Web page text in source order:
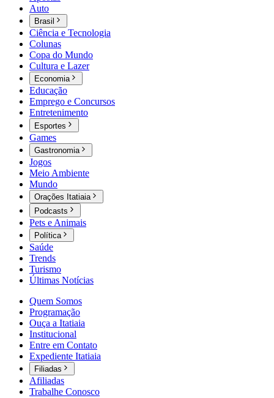
Auto
Brasil
Ciência e Tecnologia
Colunas
Copa do Mundo
Cultura e Lazer
Economia
Educação
Emprego e Concursos
Entretenimento
Esportes
Games
Gastronomia
Jogos
Meio Ambiente
Mundo
Orações Itatiaia
Podcasts
Pets e Animais
Política
Saúde
Trends
Turismo
Últimas Notícias
Quem Somos
Programação
Ouça a Itatiaia
Institucional
Entre em Contato
Expediente Itatiaia
Filiadas
Afiliadas
Trabalhe Conosco